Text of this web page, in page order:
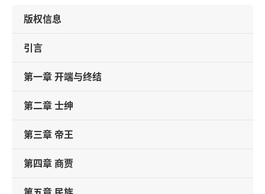
版权信息
引言
第一章 开端与终结
第二章 士绅
第三章 帝王
第四章 商贾